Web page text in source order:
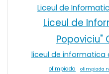
Liceul de
Liceul de
Popoviciu"
liceul de informatica
olimpiada
olimpiada